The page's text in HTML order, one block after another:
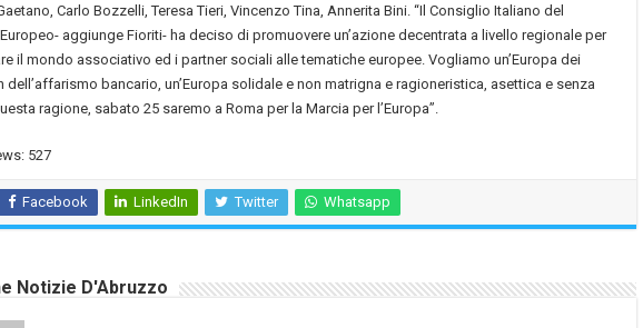
Carlo Bozzelli, Teresa Tieri, Vincenzo Tina, Annerita Bini. “Il Consiglio Italiano del
aggiunge Fioriti- ha deciso di promuovere un’azione decentrata a livello regionale per
il mondo associativo ed i partner sociali alle tematiche europee. Vogliamo un’Europa dei
dell’affarismo bancario, un’Europa solidale e non matrigna e ragioneristica, asettica e senza
ragione, sabato 25 saremo a Roma per la Marcia per l’Europa”.
527
Facebook LinkedIn Twitter Whatsapp
Notizie D'Abruzzo